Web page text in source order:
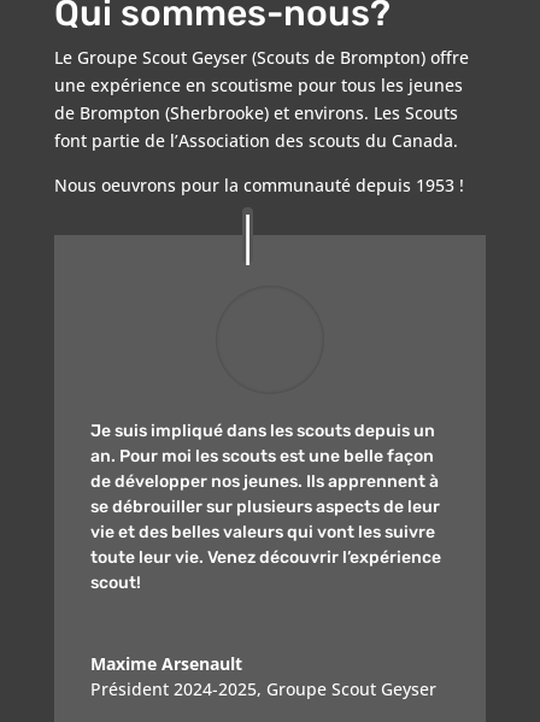
Qui sommes-nous?
Le Groupe Scout Geyser (Scouts de Brompton) offre
une expérience en scoutisme pour tous les jeunes
de Brompton (Sherbrooke) et environs. Les Scouts
font partie de l’Association des scouts du Canada.
Nous oeuvrons pour la communauté depuis 1953 !
Je suis impliqué dans les scouts depuis un
an. Pour moi les scouts est une belle façon
de développer nos jeunes. Ils apprennent à
se débrouiller sur plusieurs aspects de leur
vie et des belles valeurs qui vont les suivre
toute leur vie. Venez découvrir l’expérience
scout!
Maxime Arsenault
Président 2024-2025, Groupe Scout Geyser